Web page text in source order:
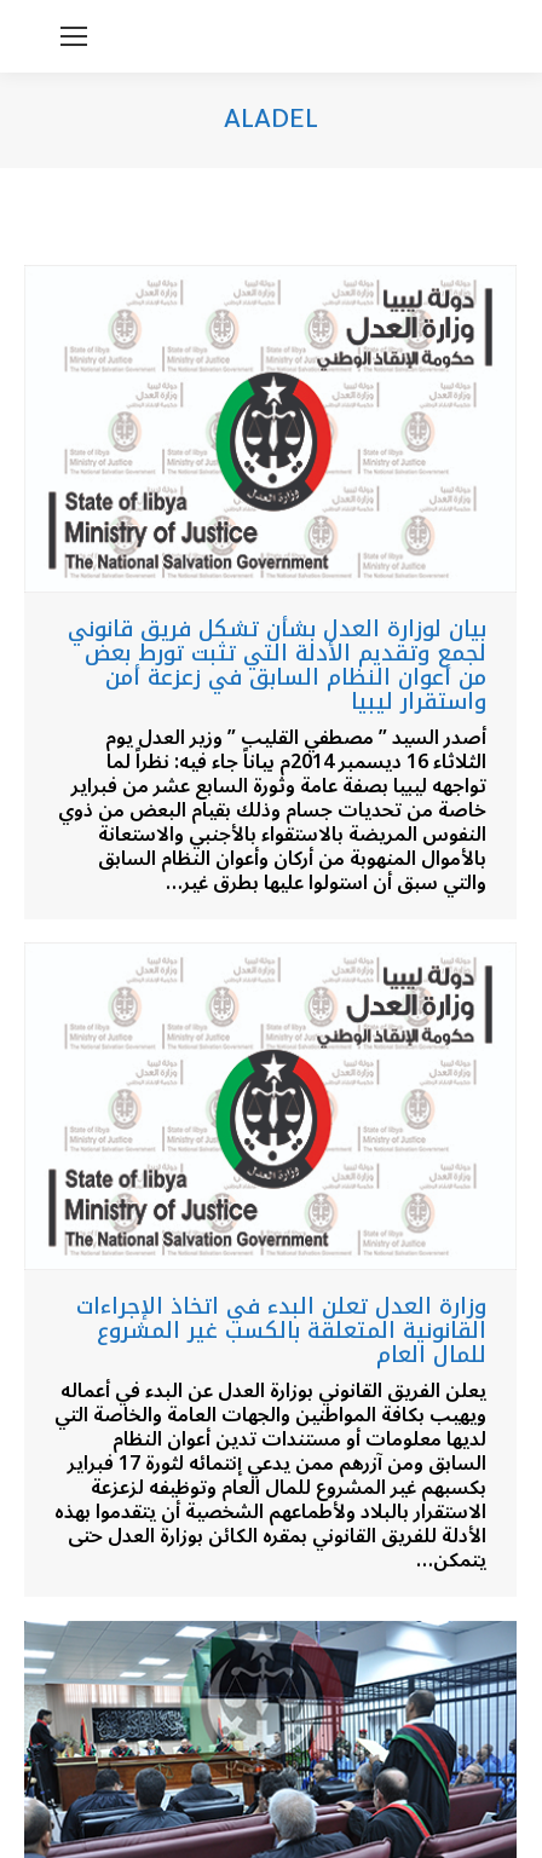
ALADEL
بيان لوزارة العدل بشأن تشكل فريق قانوني
لجمع وتقديم الأدلة التي تثبت تورط بعض
من أعوان النظام السابق في زعزعة أمن
واستقرار ليبيا
أصدر السيد ” مصطفي القليب ” وزير العدل يوم
الثلاثاء 16 ديسمبر 2014م بياناً جاء فيه: نظراً لما
تواجهه ليبيا بصفة عامة وثورة السابع عشر من فبراير
خاصة من تحديات جسام وذلك بقيام البعض من ذوي
النفوس المريضة بالاستقواء بالأجنبي والاستعانة
بالأموال المنهوبة من أركان وأعوان النظام السابق
والتي سبق أن استولوا عليها بطرق غير…
وزارة العدل تعلن البدء في اتخاذ الإجراءات
القانونية المتعلقة بالكسب غير المشروع
للمال العام
يعلن الفريق القانوني بوزارة العدل عن البدء في أعماله
ويهيب بكافة المواطنين والجهات العامة والخاصة التي
لديها معلومات أو مستندات تدين أعوان النظام
السابق ومن آزرهم ممن يدعي إنتمائه لثورة 17 فبراير
بكسبهم غير المشروع للمال العام وتوظيفه لزعزعة
الاستقرار بالبلاد ولأطماعهم الشخصية أن يتقدموا بهذه
الأدلة للفريق القانوني بمقره الكائن بوزارة العدل حتى
يتمكن…